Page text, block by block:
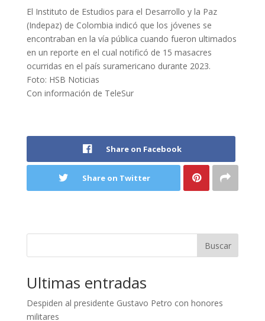
El Instituto de Estudios para el Desarrollo y la Paz
(Indepaz) de Colombia indicó que los jóvenes se
encontraban en la vía pública cuando fueron ultimados
en un reporte en el cual notificó de 15 masacres
ocurridas en el país suramericano durante 2023.
Foto: HSB Noticias
Con información de TeleSur
Share on Facebook
Share on Twitter
Buscar
Ultimas entradas
Despiden al presidente Gustavo Petro con honores
militares